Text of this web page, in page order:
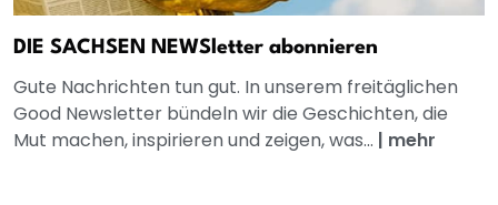
DIE SACHSEN NEWSletter abonnieren
Gute Nachrichten tun gut. In unserem freitäglichen
Good Newsletter bündeln wir die Geschichten, die
Mut machen, inspirieren und zeigen, was... | mehr